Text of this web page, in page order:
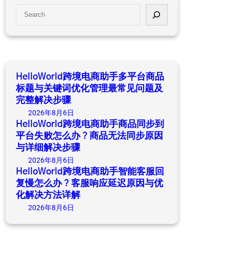
a
h
HelloWorld跨境电商助手多平台商品
标题与关键词优化管理最常见问题及
完整解决步骤
2026年8月6日
HelloWorld跨境电商助手商品同步到
平台失败怎么办？商品无法同步原因
与详细解决步骤
2026年8月6日
HelloWorld跨境电商助手智能客服回
复慢怎么办？客服响应延迟原因与优
化解决方法详解
2026年8月6日